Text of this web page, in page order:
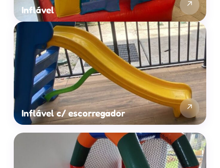
Inflável ↗
Inflável c/ escorregador ↗